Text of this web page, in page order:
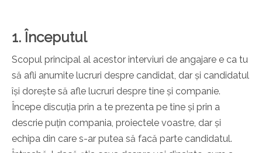
1. Începutul
Scopul principal al acestor interviuri de angajare e ca tu
să afli anumite lucruri despre candidat, dar și candidatul
își dorește să afle lucruri despre tine și companie.
Începe discuția prin a te prezenta pe tine și prin a
descrie puțin compania, proiectele voastre, dar și
echipa din care s-ar putea să facă parte candidatul.